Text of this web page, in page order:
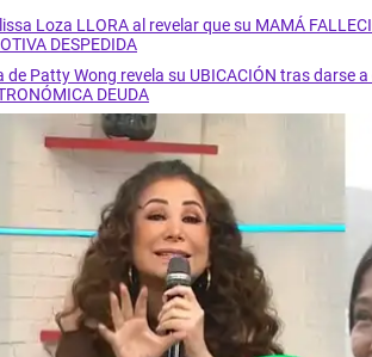
Loza LLORA al revelar que su MAMÁ
DESPEDIDA
de Patty Wong revela su UBICACIÓN tras darse
DEUDA